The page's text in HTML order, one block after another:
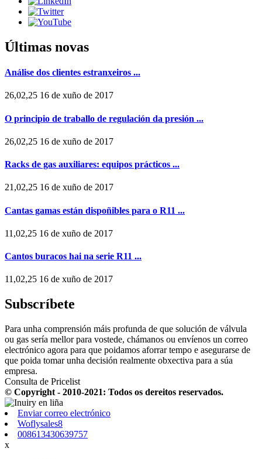
Últimas novas
Análise dos clientes estranxeiros ...
26,02,25 16 de xuño de 2017
O principio de traballo de regulación da presión ...
26,02,25 16 de xuño de 2017
Racks de gas auxiliares: equipos prácticos ...
21,02,25 16 de xuño de 2017
Cantas gamas están dispoñibles para o R11 ...
11,02,25 16 de xuño de 2017
Cantos buracos hai na serie R11 ...
11,02,25 16 de xuño de 2017
Subscríbete
Para unha comprensión máis profunda de que solución de válvula
ou gas sería mellor para vostede, chámanos ou envíenos un correo
electrónico agora para que poidamos aforrar tempo e asegurarse de
que poida tomar unha decisión realmente obxectiva para a súa
empresa.
Consulta de Pricelist
© Copyright - 2010-2021: Todos os dereitos reservados.
Enviar correo electrónico
Woflysales8
008613430639757
x